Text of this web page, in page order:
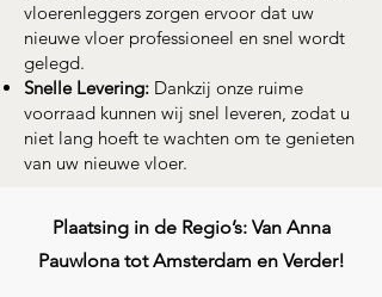
vloerenleggers zorgen ervoor dat uw
nieuwe vloer professioneel en snel wordt
gelegd.
Snelle Levering: Dankzij onze ruime
voorraad kunnen wij snel leveren, zodat u
niet lang hoeft te wachten om te genieten
van uw nieuwe vloer.
Plaatsing in de Regio’s: Van Anna
Pauwlona tot Amsterdam en Verder!